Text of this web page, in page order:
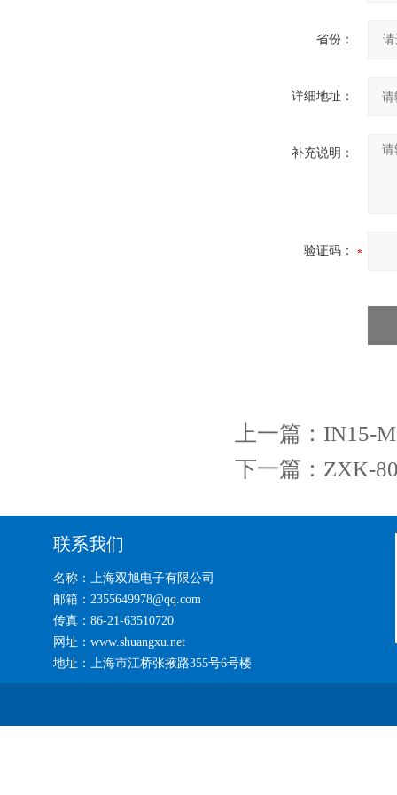
省份：
详细地址：
补充说明：
验证码：
上一篇： IN15-
下一篇： ZXK-
联系我们
名称：上海双旭电子有限公司
邮箱：2355649978@qq.com
传真：86-21-63510720
网址：www.shuangxu.net
地址：上海市江桥张掖路355号6号楼